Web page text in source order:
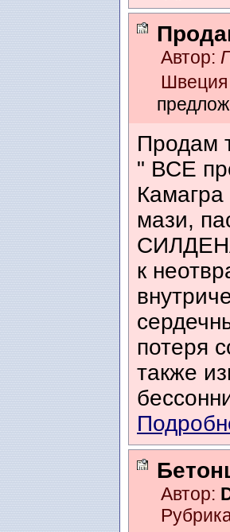
Автор:
Швеция
Продам
" ВСЕ
мази,
к
потеря
также
Автор: